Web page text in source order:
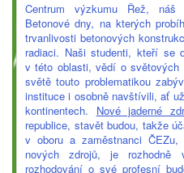
Centrum výzkumu Řež,
Betonové dny, na kterých
trvanlivosti betonových
radiaci. Naši studenti, kteří se
v této oblasti, vědí o
světě touto problematikou
instituce i osobně navštívili, ať
kontinentech. Nové jaderné
republice, stavět budou, takže
v oboru a zaměstnanci
nových zdrojů, je
rozhodování o své profesní